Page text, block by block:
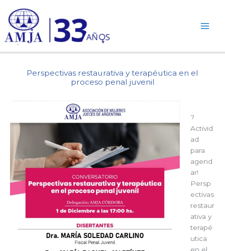
contenido
Perspectivas restaurativa y terapéutica en el
proceso penal juvenil
?
Activid
ad
para
agend
ar!
Persp
ectivas
restaur
ativa y
terapé
utica
en el